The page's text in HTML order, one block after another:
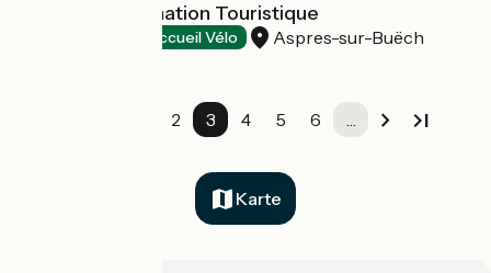
Bureau d'Information Touristique
Accueil Vélo Aspres-sur-Buëch
2 3 4 5 6 …
Karte